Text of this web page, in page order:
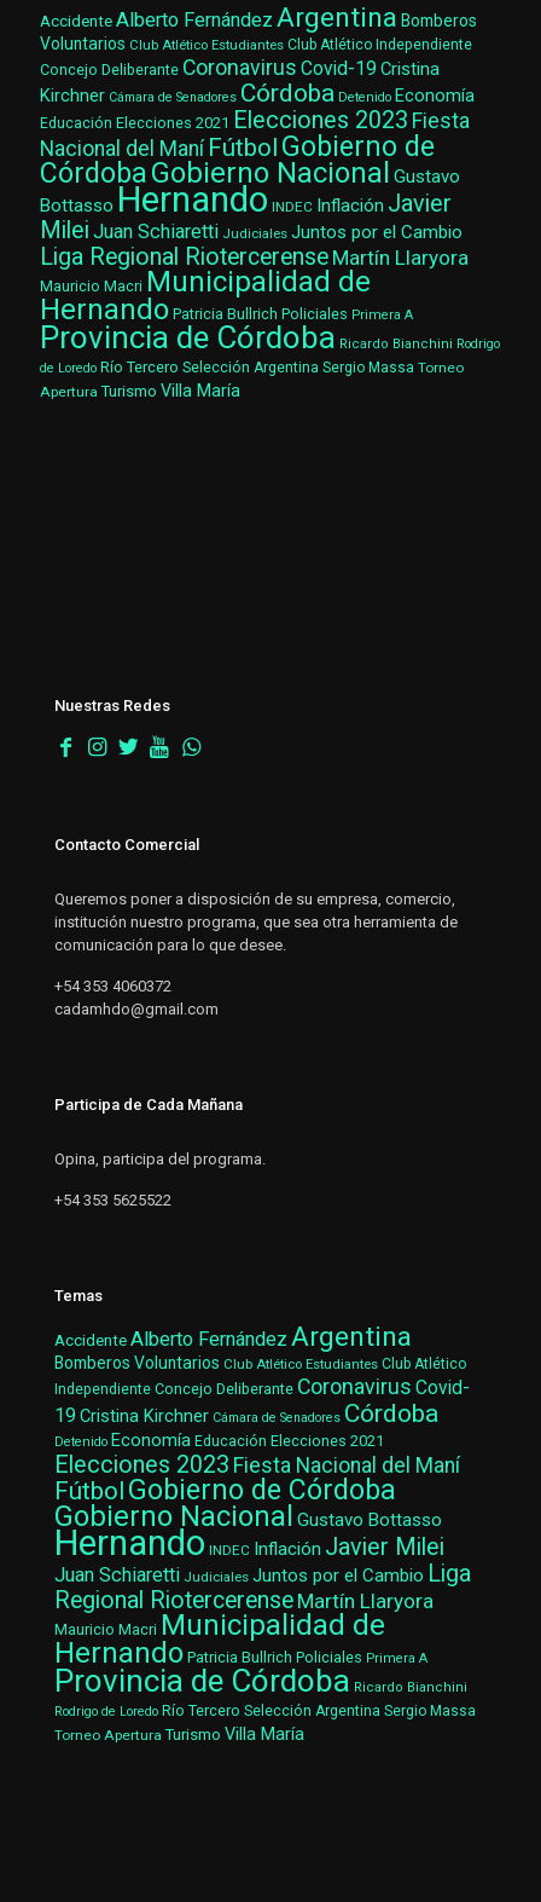
AccidenteAlberto Fernández Argentina Bomberos
Voluntarios Club Atlético Estudiantes Club Atlético Independiente
Concejo Deliberante Coronavirus Covid-19 Cristina
Kirchner Cámara de Senadores Córdoba Detenido Economía
Educación Elecciones 2021 Elecciones 2023 Fiesta
Nacional del Maní Fútbol Gobierno de
CórdobaGobierno Nacional Gustavo
Bottasso Hernando INDEC Inflación Javier
Milei Juan Schiaretti Judiciales Juntos por el Cambio
Liga Regional Riotercerense Martín Llaryora
Mauricio Macri Municipalidad de
Hernando Patricia Bullrich Policiales Primera A
Provincia de Córdoba Ricardo Bianchini Rodrigo
de Loredo Río Tercero Selección Argentina Sergio Massa Torneo
Apertura Turismo Villa María
Nuestras Redes
Contacto Comercial
Queremos poner a disposición de su empresa, comercio,
institución nuestro programa, que sea otra herramienta de
comunicación para lo que desee.
+54 353 4060372
cadamhdo@gmail.com
Participa de Cada Mañana
Opina, participa del programa.
+54 353 5625522
Temas
AccidenteAlberto Fernández Argentina
Bomberos Voluntarios Club Atlético Estudiantes Club Atlético
Independiente Concejo Deliberante Coronavirus Covid-
19 Cristina Kirchner Cámara de Senadores Córdoba
Detenido Economía Educación Elecciones 2021
Elecciones 2023 Fiesta Nacional del Maní
Fútbol Gobierno de Córdoba
Gobierno Nacional Gustavo Bottasso
Hernando INDEC Inflación Javier Milei
Juan Schiaretti Judiciales Juntos por el Cambio Liga
Regional Riotercerense Martín Llaryora
Mauricio Macri Municipalidad de
Hernando Patricia Bullrich Policiales Primera A
Provincia de Córdoba Ricardo Bianchini
Rodrigo de Loredo Río Tercero Selección Argentina Sergio Massa
Torneo Apertura Turismo Villa María